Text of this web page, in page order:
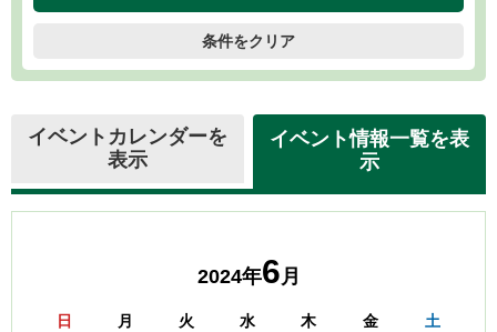
条件をクリア
イベントカレンダーを
表示
イベント情報一覧を表
示
2024年6月
日 月 火 水 木 金
土